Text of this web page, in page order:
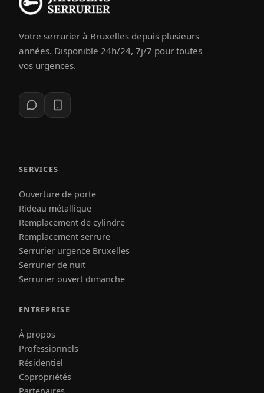
Votre serrurier à Bruxelles depuis plusieurs
années. Disponible 24h/24, 7j/7 pour toutes
vos urgences.
SERVICES
Ouverture de porte
Rideau métallique
Remplacement de cylindre
Remplacement serrure
Serrurier urgence Bruxelles
Serrurier de nuit
Serrurier ouvert dimanche
ENTREPRISE
À propos
Professionnels
Résidentiel
Copropriétés
Partenaires